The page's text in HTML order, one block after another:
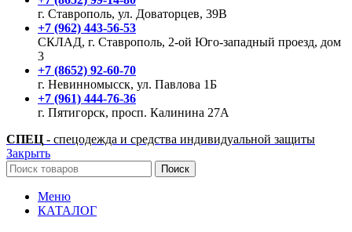
г. Ставрополь, ул. Доваторцев, 39В
+7 (962) 443-56-53
СКЛАД, г. Ставрополь, 2-ой Юго-западный проезд, дом
3
+7 (8652) 92-60-70
г. Невинномысск, ул. Павлова 1Б
+7 (961) 444-76-36
г. Пятигорск, просп. Калинина 27А
СПЕЦ - спецодежда и средства индивидуальной защиты
Закрыть
Поиск
Меню
КАТАЛОГ